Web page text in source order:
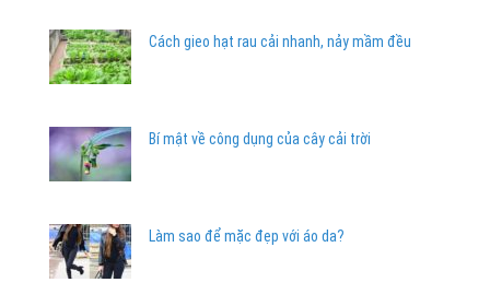
Cách gieo hạt rau cải nhanh, nảy mầm đều
Bí mật về công dụng của cây cải trời
Làm sao để mặc đẹp với áo da?